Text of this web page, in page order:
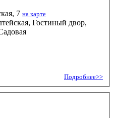
7 на карте
Гостиный двор,
Подробнее>>